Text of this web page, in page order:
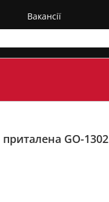
Вакансії
GO-1302